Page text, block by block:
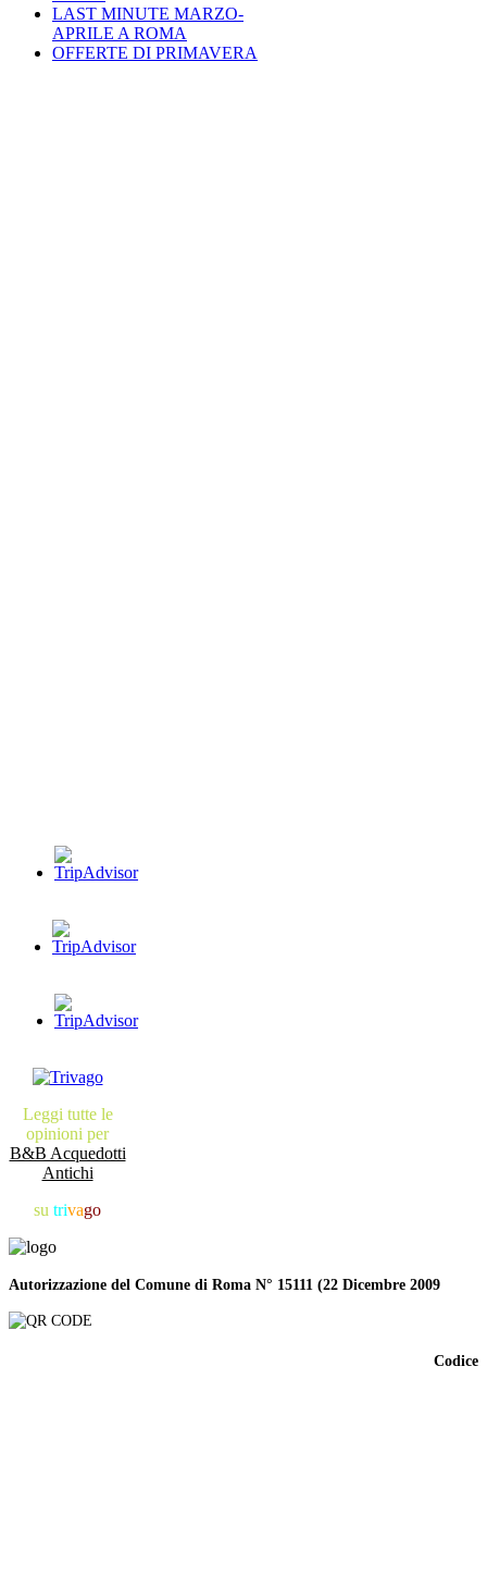
LAST MINUTE MARZO-
APRILE A ROMA
OFFERTE DI PRIMAVERA
Leggi tutte le
opinioni per
B&B Acquedotti
Antichi
su trivago
Autorizzazione del Comune di Roma N° 15111 (22 Dicembre 2009
Codice